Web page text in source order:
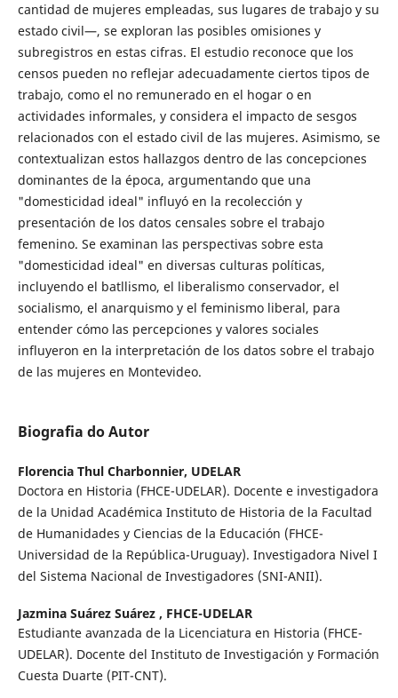
cantidad de mujeres empleadas, sus lugares de trabajo y su
estado civil—, se exploran las posibles omisiones y
subregistros en estas cifras. El estudio reconoce que los
censos pueden no reflejar adecuadamente ciertos tipos de
trabajo, como el no remunerado en el hogar o en
actividades informales, y considera el impacto de sesgos
relacionados con el estado civil de las mujeres. Asimismo, se
contextualizan estos hallazgos dentro de las concepciones
dominantes de la época, argumentando que una
"domesticidad ideal" influyó en la recolección y
presentación de los datos censales sobre el trabajo
femenino. Se examinan las perspectivas sobre esta
"domesticidad ideal" en diversas culturas políticas,
incluyendo el batllismo, el liberalismo conservador, el
socialismo, el anarquismo y el feminismo liberal, para
entender cómo las percepciones y valores sociales
influyeron en la interpretación de los datos sobre el trabajo
de las mujeres en Montevideo.
Biografia do Autor
Florencia Thul Charbonnier, UDELAR
Doctora en Historia (FHCE-UDELAR). Docente e investigadora
de la Unidad Académica Instituto de Historia de la Facultad
de Humanidades y Ciencias de la Educación (FHCE-
Universidad de la República-Uruguay). Investigadora Nivel I
del Sistema Nacional de Investigadores (SNI-ANII).
Jazmina Suárez Suárez , FHCE-UDELAR
Estudiante avanzada de la Licenciatura en Historia (FHCE-
UDELAR). Docente del Instituto de Investigación y Formación
Cuesta Duarte (PIT-CNT).